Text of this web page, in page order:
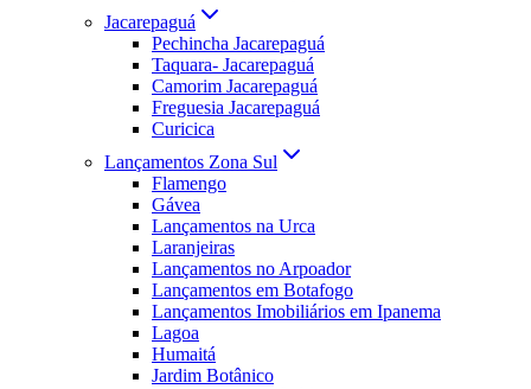
Jacarepaguá
Pechincha Jacarepaguá
Taquara- Jacarepaguá
Camorim Jacarepaguá
Freguesia Jacarepaguá
Curicica
Lançamentos Zona Sul
Flamengo
Gávea
Lançamentos na Urca
Laranjeiras
Lançamentos no Arpoador
Lançamentos em Botafogo
Lançamentos Imobiliários em Ipanema
Lagoa
Humaitá
Jardim Botânico